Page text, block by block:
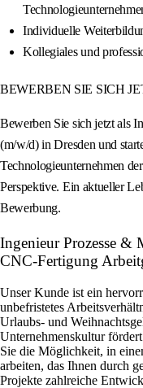
Individuelle
Kollegiales und
BEWERBEN SIE SICH
Bewerben Sie sich jetzt als
(m/w/d) in Dresden und
Technologieunternehmen
Perspektive. Ein aktueller
Bewerbung.
Ingenieur Prozesse &
CNC-Fertigung
Unser Kunde ist ein
unbefristetes
Urlaubs- und
Unternehmenskultur
Sie die Möglichkeit, in
arbeiten, das Ihnen durch
Projekte zahlreiche